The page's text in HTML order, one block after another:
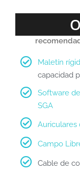
Maletín
capacidad
Software
SGA
Auriculares
Campo
Cable de